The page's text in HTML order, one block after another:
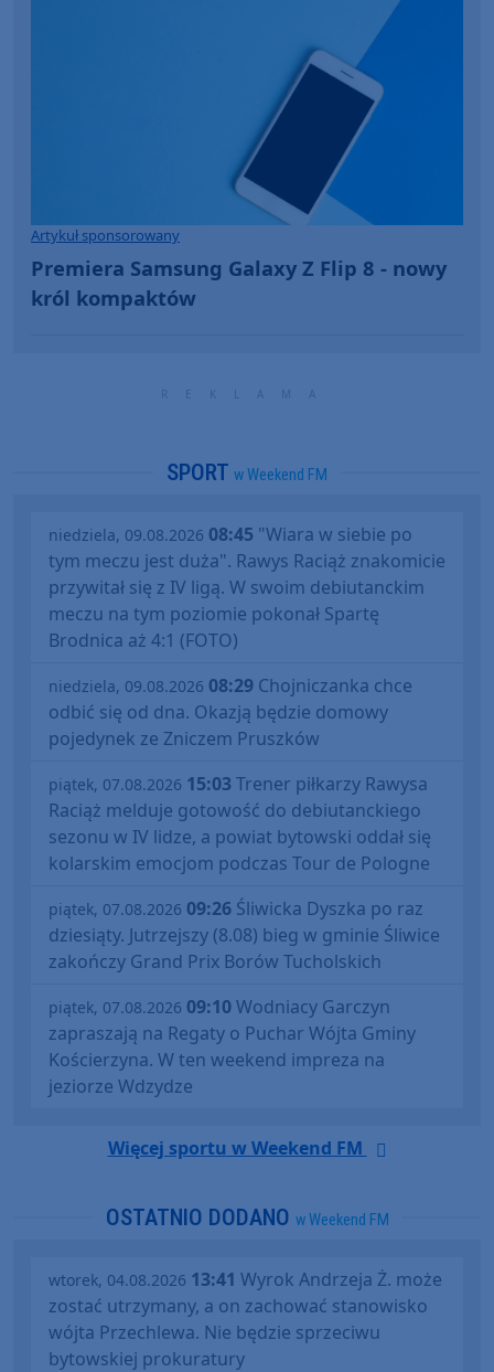
Artykuł sponsorowany
Premiera Samsung Galaxy Z Flip 8 - nowy
król kompaktów
SPORT w Weekend FM
niedziela, 09.08.2026 08:45 "Wiara w siebie po
tym meczu jest duża". Rawys Raciąż znakomicie
przywitał się z IV ligą. W swoim debiutanckim
meczu na tym poziomie pokonał Spartę
Brodnica aż 4:1 (FOTO)
niedziela, 09.08.2026 08:29 Chojniczanka chce
odbić się od dna. Okazją będzie domowy
pojedynek ze Zniczem Pruszków
piątek, 07.08.2026 15:03Trener piłkarzy Rawysa
Raciąż melduje gotowość do debiutanckiego
sezonu w IV lidze, a powiat bytowski oddał się
kolarskim emocjom podczas Tour de Pologne
piątek, 07.08.2026 09:26 Śliwicka Dyszka po raz
dziesiąty. Jutrzejszy (8.08) bieg w gminie Śliwice
zakończy Grand Prix Borów Tucholskich
piątek, 07.08.2026 09:10Wodniacy Garczyn
zapraszają na Regaty o Puchar Wójta Gminy
Kościerzyna. W ten weekend impreza na
jeziorze Wdzydze
Więcej sportu w Weekend FM
OSTATNIO DODANO w Weekend FM
wtorek, 04.08.2026 13:41 Wyrok Andrzeja Ż. może
zostać utrzymany, a on zachować stanowisko
wójta Przechlewa. Nie będzie sprzeciwu
bytowskiej prokuratury